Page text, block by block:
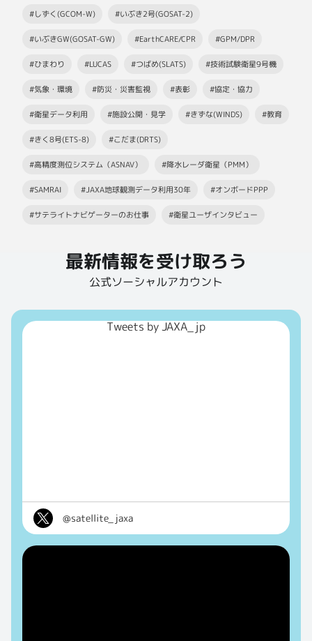
#しずく(GCOM-W) #いぶき2号(GOSAT-2)
#いぶきGW(GOSAT-GW) #EarthCARE/CPR #GPM/DPR
#ひまわり #LUCAS #つばめ(SLATS) #技術試験衛星9号機
#気象・環境 #防災・災害監視 #表彰 #協定・協力
#衛星データ利用 #施設公開・見学 #きずな(WINDS) #教育
#きく8号(ETS-8) #こだま(DRTS)
#高精度測位システム（ASNAV） #降水レーダ衛星（PMM）
#SAMRAI #JAXA地球観測データ利用30年 #オンボードPPP
#サテライトナビゲーターのお仕事 #衛星ユーザインタビュー
最新情報を受け取ろう
公式ソーシャルアカウント
Tweets by JAXA_jp
@satellite_jaxa